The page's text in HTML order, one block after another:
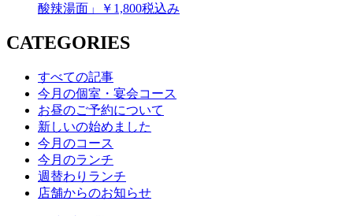
酸辣湯面」￥1,800税込み
CATEGORIES
すべての記事
今月の個室・宴会コース
お昼のご予約について
新しいの始めました
今月のコース
今月のランチ
週替わりランチ
店舗からのお知らせ